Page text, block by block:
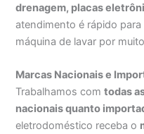
drenagem, placas
atendimento é rápido
máquina de lavar por
Marcas Nacionais e
Trabalhamos comtodas
nacionais quanto
eletrodoméstico receba o